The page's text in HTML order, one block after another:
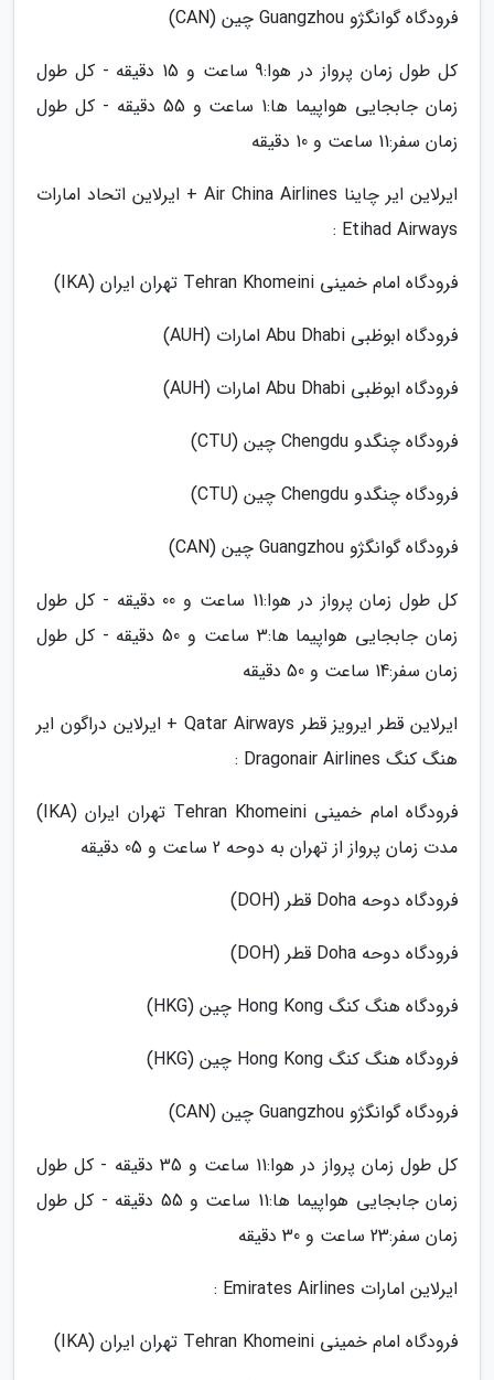
فرودگاه گوانگژو Guangzhou چین (CAN)
کل طول زمان پرواز در هوا:9 ساعت و 15 دقیقه - کل طول
زمان جابجایی هواپیما ها:1 ساعت و 55 دقیقه - کل طول
زمان سفر:11 ساعت و 10 دقیقه
ایرلاین ایر چاینا Air China Airlines + ایرلاین اتحاد امارات
Etihad Airways :
فرودگاه امام خمینی Tehran Khomeini تهران ایران (IKA)
فرودگاه ابوظبی Abu Dhabi امارات (AUH)
فرودگاه ابوظبی Abu Dhabi امارات (AUH)
فرودگاه چنگدو Chengdu چین (CTU)
فرودگاه چنگدو Chengdu چین (CTU)
فرودگاه گوانگژو Guangzhou چین (CAN)
کل طول زمان پرواز در هوا:11 ساعت و 00 دقیقه - کل طول
زمان جابجایی هواپیما ها:3 ساعت و 50 دقیقه - کل طول
زمان سفر:14 ساعت و 50 دقیقه
ایرلاین قطر ایرویز قطر Qatar Airways + ایرلاین دراگون ایر
هنگ کنگ Dragonair Airlines :
فرودگاه امام خمینی Tehran Khomeini تهران ایران (IKA)
مدت زمان پرواز از تهران به دوحه 2 ساعت و 05 دقیقه
فرودگاه دوحه Doha قطر (DOH)
فرودگاه دوحه Doha قطر (DOH)
فرودگاه هنگ کنگ Hong Kong چین (HKG)
فرودگاه هنگ کنگ Hong Kong چین (HKG)
فرودگاه گوانگژو Guangzhou چین (CAN)
کل طول زمان پرواز در هوا:11 ساعت و 35 دقیقه - کل طول
زمان جابجایی هواپیما ها:11 ساعت و 55 دقیقه - کل طول
زمان سفر:23 ساعت و 30 دقیقه
ایرلاین امارات Emirates Airlines :
فرودگاه امام خمینی Tehran Khomeini تهران ایران (IKA)